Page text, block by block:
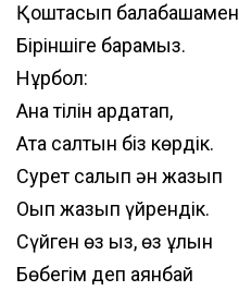
Қоштасып балабақшамен
Біріншіге барамыз.
Нұрбол:
Ана тілін ардақтап,
Ата салтын біз көрдік.
Сурет салып ән жазып
Оқып жазып үйрендік.
Сүйген өз қыз, өз ұлын
Бөбегім деп аянбай